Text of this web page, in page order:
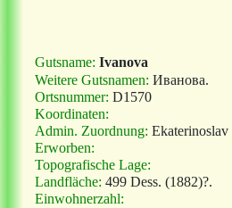
Gutsname: Ivanova
Weitere Gutsnamen: Иванова.
Ortsnummer: D1570
Koordinaten:
Admin. Zuordnung:
Erworben:
Topografische Lage:
Landfläche: 499 Dess. (1882)?.
Einwohnerzahl: